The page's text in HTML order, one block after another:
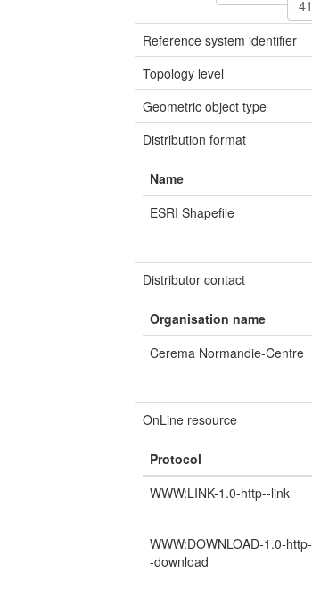
Reference system identifier
Topology level
Geometric object type
Distribution format
Name
ESRI Shapefile
Distributor contact
Organisation name
Cerema Normandie-Centre
OnLine resource
Protocol
WWW:LINK-1.0-http--link
WWW:DOWNLOAD-1.0-http-
-download